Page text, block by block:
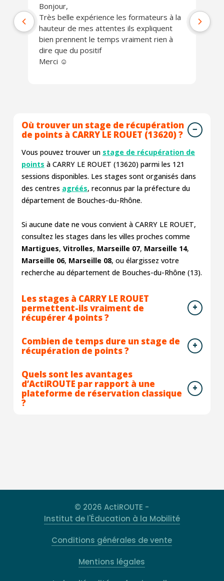
Bonjour,
Très belle expérience les formateurs à la
hauteur de mes attentes ils expliquent
bien prennent le temps vraiment rien à
dire que du positif
Merci ☺️
Où trouver un stage de récupération
de points à CARRY LE ROUET (13620) ?
Vous pouvez trouver un stage de récupération de
points à CARRY LE ROUET (13620) parmi les 121
sessions disponibles. Les stages sont organisés dans
des centres agréés, reconnus par la préfecture du
département de Bouches-du-Rhône.
Si aucune date ne vous convient à CARRY LE ROUET,
consultez les stages dans les villes proches comme
Martigues, Vitrolles, Marseille 07, Marseille 14,
Marseille 06, Marseille 08, ou élargissez votre
recherche au département de Bouches-du-Rhône (13).
Les stages à CARRY LE ROUET
permettent-ils vraiment de
récupérer 4 points ?
Combien de temps dure un stage de
récupération de points ?
Quels sont les avantages
d’ActiROUTE par rapport à une
plateforme de réservation classique
?
© 2026 ActiROUTE -
Institut de l'Éducation à la Mobilité
Conditions générales de vente
Mentions légales